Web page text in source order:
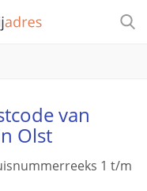
van
Olst
1 t/m